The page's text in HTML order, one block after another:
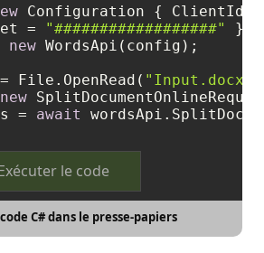
Configuration { ClientId
=
"##################"
new WordsApi(config);
File.OpenRead( "Input.docx"
new
= await
le code
C# dans le presse-papiers